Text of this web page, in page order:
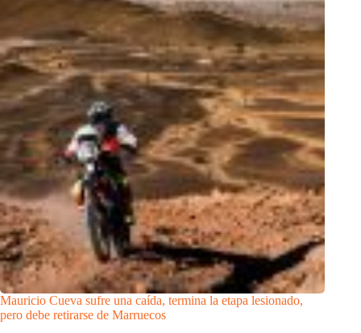
Mauricio Cueva sufre una caída, termina la etapa lesionado,
pero debe retirarse de Marruecos